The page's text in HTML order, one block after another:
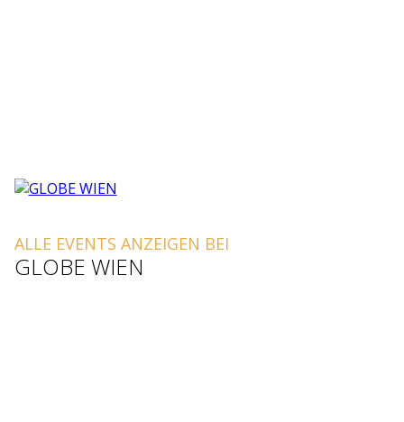
ALLE EVENTS ANZEIGEN BEI
GLOBE WIEN